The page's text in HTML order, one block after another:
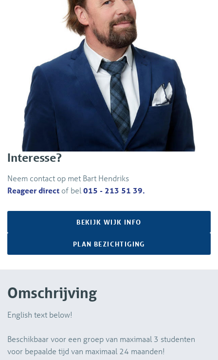
Interesse?
Neem contact op met Bart Hendriks
Reageer direct of bel 015 - 213 51 39.
BEKIJK WIJK INFO
PLAN BEZICHTIGING
Omschrijving
English text below!
Beschikbaar voor een groep van maximaal 3 studenten
voor bepaalde tijd van maximaal 24 maanden!